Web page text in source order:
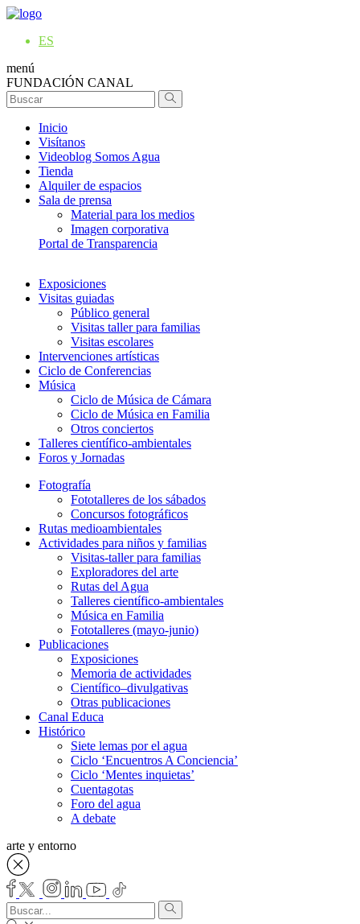
ES
menú
FUNDACIÓN CANAL
Inicio
Visítanos
Videoblog Somos Agua
Tienda
Alquiler de espacios
Sala de prensa
Material para los medios
Imagen corporativa
Portal de Transparencia
Exposiciones
Visitas guiadas
Público general
Visitas taller para familias
Visitas escolares
Intervenciones artísticas
Ciclo de Conferencias
Música
Ciclo de Música de Cámara
Ciclo de Música en Familia
Otros conciertos
Talleres científico-ambientales
Foros y Jornadas
Fotografía
Fototalleres de los sábados
Concursos fotográficos
Rutas medioambientales
Actividades para niños y familias
Visitas-taller para familias
Exploradores del arte
Rutas del Agua
Talleres científico-ambientales
Música en Familia
Fototalleres (mayo-junio)
Publicaciones
Exposiciones
Memoria de actividades
Científico–divulgativas
Otras publicaciones
Canal Educa
Histórico
Siete lemas por el agua
Ciclo ‘Encuentros A Conciencia’
Ciclo ‘Mentes inquietas’
Cuentagotas
Foro del agua
A debate
arte y entorno